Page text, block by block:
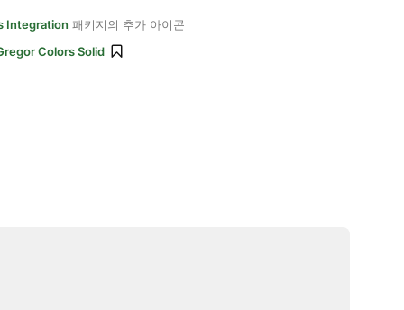
Integration 패키지의 추가 아이콘
Colors Solid